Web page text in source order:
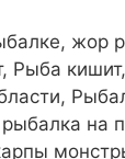
жор
Рыба
на